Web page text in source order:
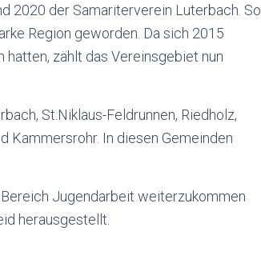
2020 der Samariterverein Luterbach. So
Region geworden. Da sich 2015
zählt das Vereinsgebiet nun
St.Niklaus-Feldrunnen, Riedholz,
Kammersrohr. In diesen Gemeinden
Jugendarbeit weiterzukommen
herausgestellt.